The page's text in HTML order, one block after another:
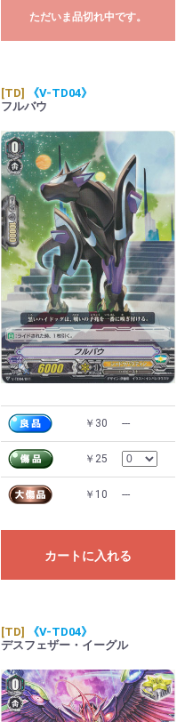
ただいま品切れ中です。
[TD]
《V-TD04》
フルバウ
￥30 ---
￥25
￥10 ---
カートに入れる
[TD]
《V-TD04》
デスフェザー・イーグル